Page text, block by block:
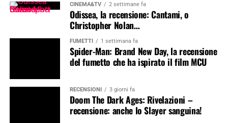
CINEMA&TV 2 settimane fa
Odissea, la recensione: Cantami, o
Christopher Nolan…
FUMETTI 1 settimana fa
Spider-Man: Brand New Day, la recensione
del fumetto che ha ispirato il film MCU
RECENSIONI 3 giorni fa
Doom The Dark Ages: Rivelazioni –
recensione: anche lo Slayer sanguina!